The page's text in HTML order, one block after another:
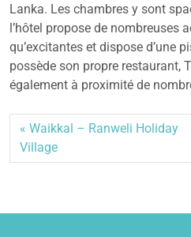
Lanka. Les chambres y sont
l’hôtel propose de nombreuses
qu’excitantes et dispose d’une
possède son propre restaurant,
également à proximité de
Waikkal – Ranweli Holiday
Village